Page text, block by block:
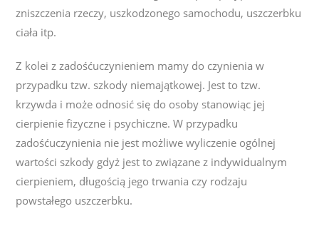
zniszczenia rzeczy, uszkodzonego samochodu, uszczerbku
ciała itp.
Z kolei z zadośćuczynieniem mamy do czynienia w
przypadku tzw. szkody niemajątkowej. Jest to tzw.
krzywda i może odnosić się do osoby stanowiąc jej
cierpienie fizyczne i psychiczne. W przypadku
zadośćuczynienia nie jest możliwe wyliczenie ogólnej
wartości szkody gdyż jest to związane z indywidualnym
cierpieniem, długością jego trwania czy rodzaju
powstałego uszczerbku.